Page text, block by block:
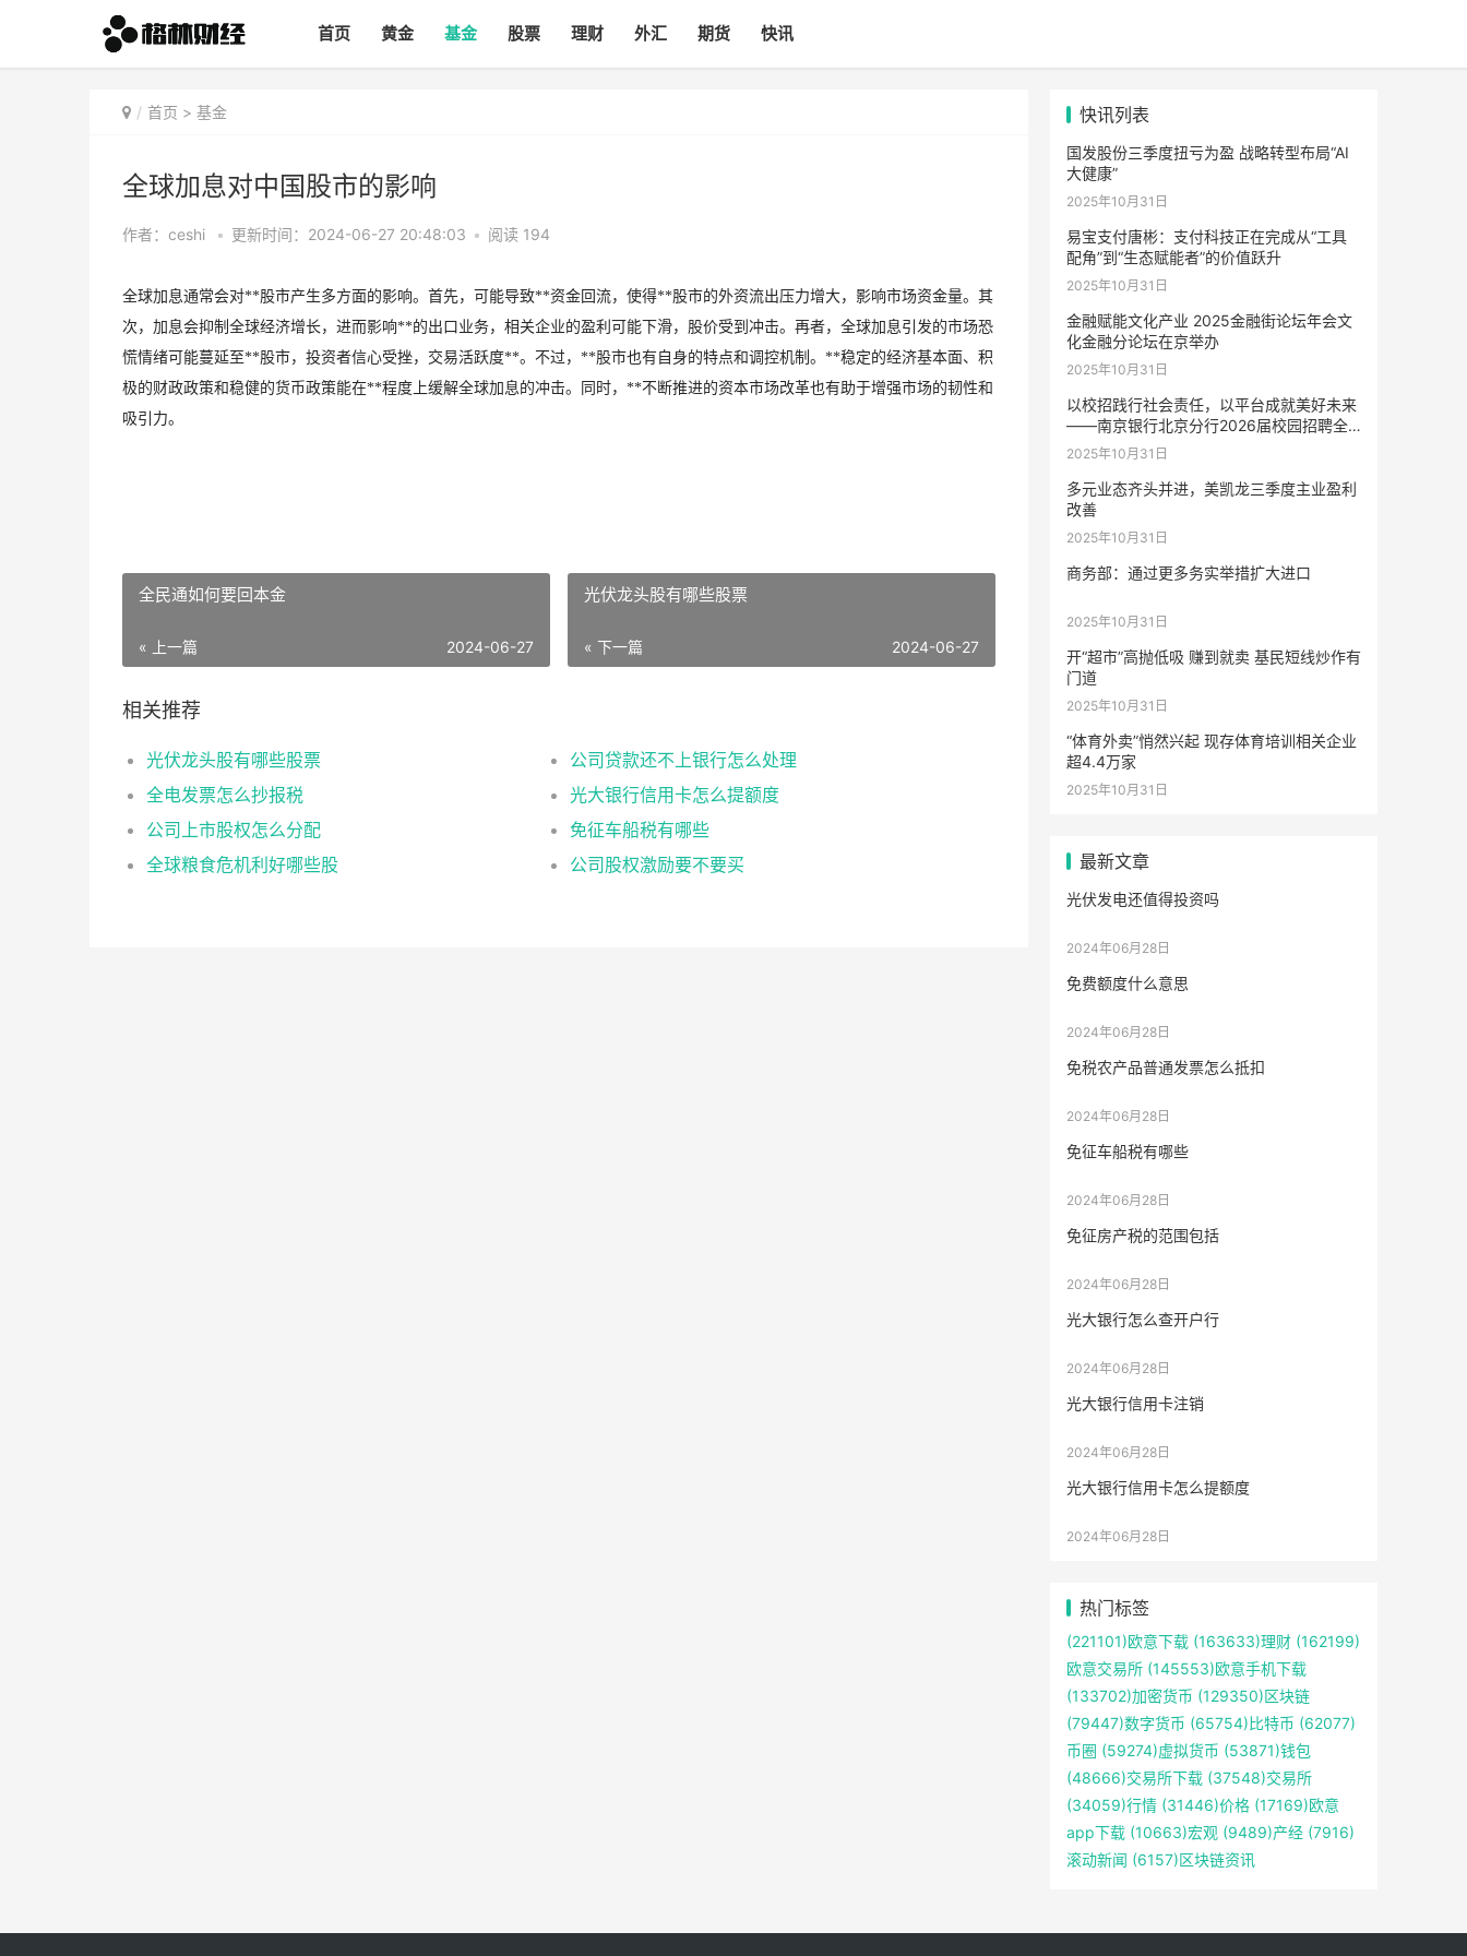
首页 黄金 基金 股票 理财 外汇 期货 快讯
首页 > 基金
全球加息对中国股市的影响
作者：ceshi • 更新时间：2024-06-27 20:48:03 • 阅读 194
全球加息通常会对**股市产生多方面的影响。首先，可能导致**资金回流，使得**股市的外资流出压力增大，影响市场资金量。其
次，加息会抑制全球经济增长，进而影响**的出口业务，相关企业的盈利可能下滑，股价受到冲击。再者，全球加息引发的市场恐
慌情绪可能蔓延至**股市，投资者信心受挫，交易活跃度**。不过，**股市也有自身的特点和调控机制。**稳定的经济基本面、积
极的财政政策和稳健的货币政策能在**程度上缓解全球加息的冲击。同时，**不断推进的资本市场改革也有助于增强市场的韧性和
吸引力。
全民通如何要回本金
« 上一篇 2024-06-27
光伏龙头股有哪些股票
« 下一篇 2024-06-27
相关推荐
光伏龙头股有哪些股票
公司贷款还不上银行怎么处理
全电发票怎么抄报税
光大银行信用卡怎么提额度
公司上市股权怎么分配
免征车船税有哪些
全球粮食危机利好哪些股
公司股权激励要不要买
快讯列表
国发股份三季度扭亏为盈 战略转型布局“AI
大健康”
2025年10月31日
易宝支付唐彬：支付科技正在完成从“工具
配角”到“生态赋能者”的价值跃升
2025年10月31日
金融赋能文化产业 2025金融街论坛年会文
化金融分论坛在京举办
2025年10月31日
以校招践行社会责任，以平台成就美好未来
——南京银行北京分行2026届校园招聘全
面启动
2025年10月31日
多元业态齐头并进，美凯龙三季度主业盈利
改善
2025年10月31日
商务部：通过更多务实举措扩大进口
2025年10月31日
开“超市”高抛低吸 赚到就卖 基民短线炒作有
门道
2025年10月31日
“体育外卖”悄然兴起 现存体育培训相关企业
超4.4万家
2025年10月31日
最新文章
光伏发电还值得投资吗
2024年06月28日
免费额度什么意思
2024年06月28日
免税农产品普通发票怎么抵扣
2024年06月28日
免征车船税有哪些
2024年06月28日
免征房产税的范围包括
2024年06月28日
光大银行怎么查开户行
2024年06月28日
光大银行信用卡注销
2024年06月28日
光大银行信用卡怎么提额度
2024年06月28日
热门标签
(221101)欧意下载 (163633)理财 (162199)
欧意交易所 (145553)欧意手机下载
(133702)加密货币 (129350)区块链
(79447)数字货币 (65754)比特币 (62077)
币圈 (59274)虚拟货币 (53871)钱包
(48666)交易所下载 (37548)交易所
(34059)行情 (31446)价格 (17169)欧意
app下载 (10663)宏观 (9489)产经 (7916)
滚动新闻 (6157)区块链资讯